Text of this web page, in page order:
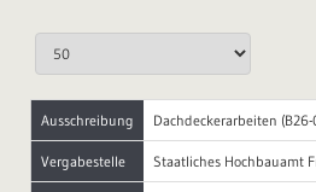
Ausschreibung Dachdeckerarbeiten
Vergabestelle Staatliches Hochbauamt